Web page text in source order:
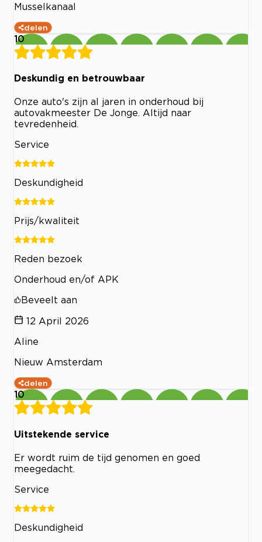
Musselkanaal
delen
10
Deskundig en betrouwbaar
Onze auto's zijn al jaren in onderhoud bij
autovakmeester De Jonge. Altijd naar
tevredenheid.
Service
Deskundigheid
Prijs/kwaliteit
Reden bezoek
Onderhoud en/of APK
Beveelt aan
12 April 2026
Aline
Nieuw Amsterdam
delen
10
Uitstekende service
Er wordt ruim de tijd genomen en goed
meegedacht.
Service
Deskundigheid